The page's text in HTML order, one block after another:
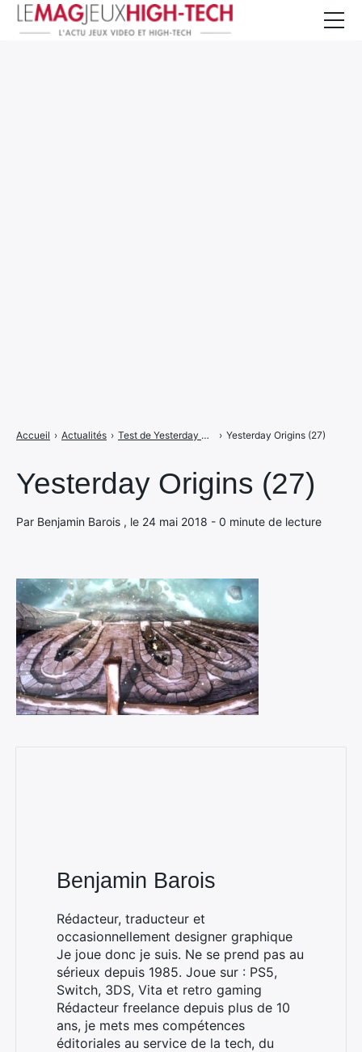
Yesterday Origins (27)
Par Benjamin Barois , le 24 mai 2018 - 0 minute de lecture
Accueil › Actualités › Test de Yesterday Origins : vivre, mourir et tout recommencer sur Switch › Yesterday Origins (27)
Benjamin Barois
Rédacteur, traducteur et
occasionnellement designer graphique
Je joue donc je suis. Ne se prend pas au
sérieux depuis 1985. Joue sur : PS5,
Switch, 3DS, Vita et retro gaming
Rédacteur freelance depuis plus de 10
ans, je mets mes compétences
éditoriales au service de la tech, du